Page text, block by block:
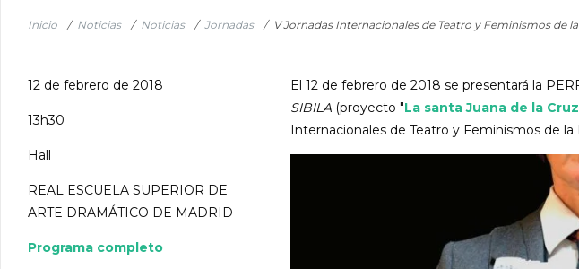
Inicio / Noticias / Noticias / Jornadas / V Jornadas Internacionales de Teatro y Feminismos de
12 de febrero de 2018
13h30
Hall
REAL ESCUELA SUPERIOR DE
ARTE DRAMÁTICO DE MADRID
Programa completo
El 12 de febrero de 2018 se presentará la
SIBILA(proyecto "La santa Juana de la Cruz
Internacionales de Teatro y Feminismos de la